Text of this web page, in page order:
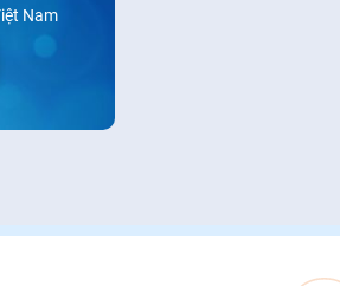
Nam